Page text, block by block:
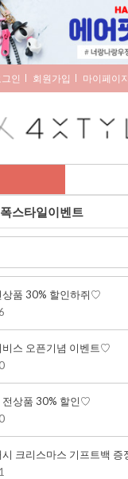
그인 회원가입 마이페이지
폭스타일이벤트
상품 30% 할인하쥐♡
비스 오픈기념 이벤트♡
전상품 30% 할인♡
시 크리스마스 기프트백